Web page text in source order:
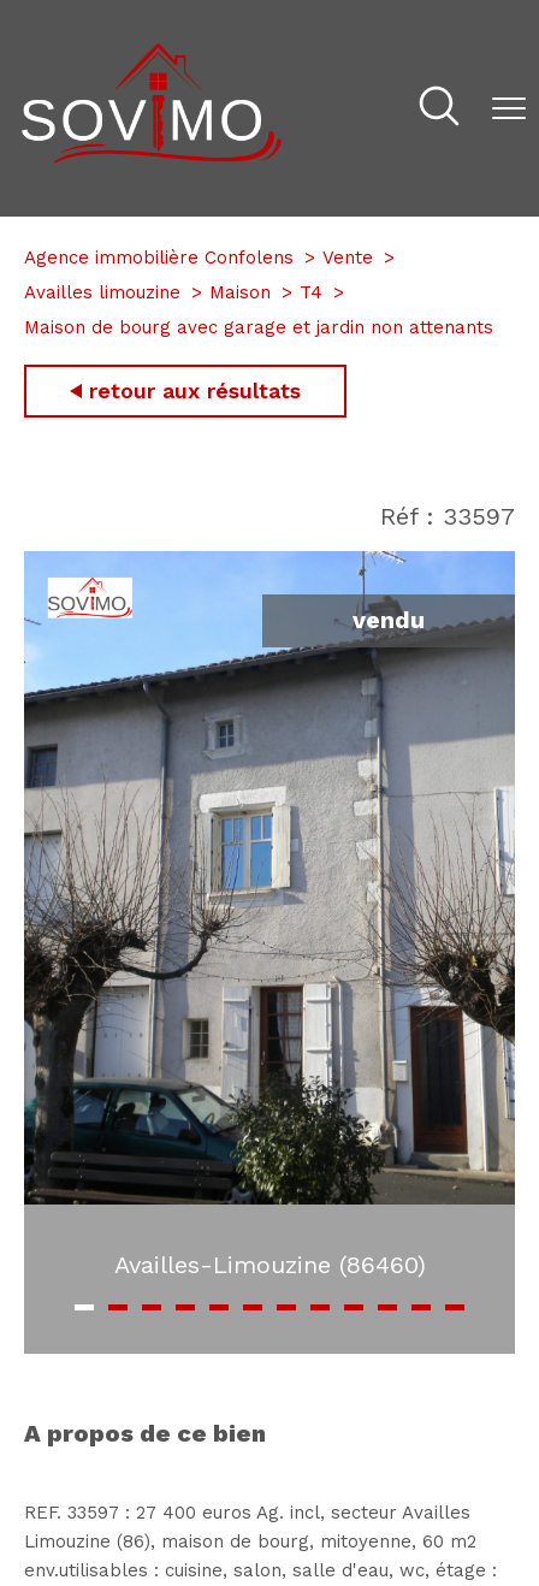
Agence immobilière Confolens
Vente
Availles limouzine
Maison
T4
Maison de bourg avec garage et jardin non attenants
retour aux résultats
Réf : 33597
vendu
Availles-Limouzine (86460)
a propos de ce bien
REF. 33597 : 27 400 euros Ag. incl, secteur Availles
Limouzine (86), maison de bourg, mitoyenne, 60 m2
env.utilisables : cuisine, salon, salle d'eau, wc, étage :